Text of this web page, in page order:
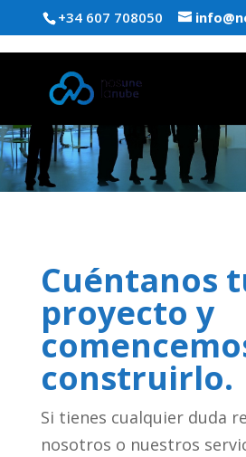
+34 607 708050
Cuéntanos
proyecto y
construirlo.
Si tienes cualquier duda
nosotros o nuestros